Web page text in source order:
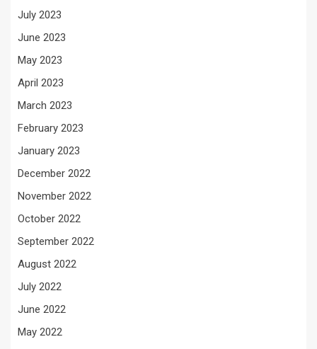
July 2023
June 2023
May 2023
April 2023
March 2023
February 2023
January 2023
December 2022
November 2022
October 2022
September 2022
August 2022
July 2022
June 2022
May 2022